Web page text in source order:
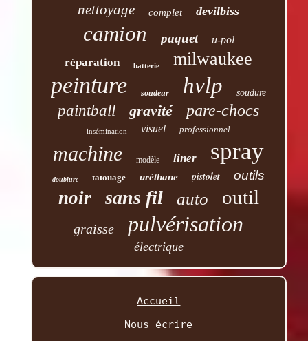
nettoyage complet devilbiss
camion paquet u-pol
réparation batterie milwaukee
peinture soudeur hvlp soudure
paintball gravité pare-chocs
insémination visuel professionnel
machine modèle liner spray
doublure tatouage uréthane pistolet outils
noir sans fil auto outil
graisse pulvérisation
électrique
Accueil
Nous écrire